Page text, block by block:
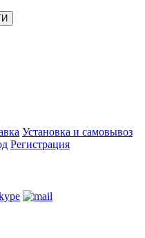
Установка и самовывоз
Регистрация